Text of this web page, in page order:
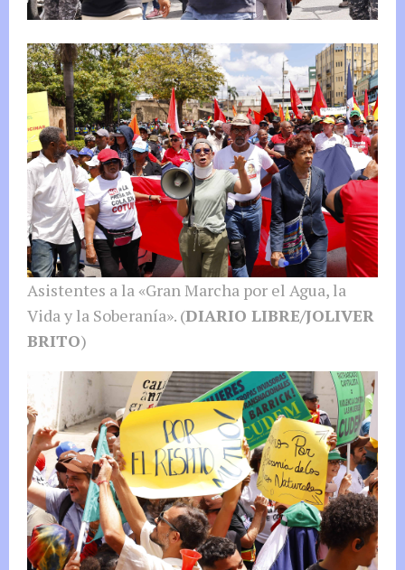
Asistentes a la «Gran Marcha por el Agua, la
Vida y la Soberanía». (DIARIO LIBRE/JOLIVER
BRITO)